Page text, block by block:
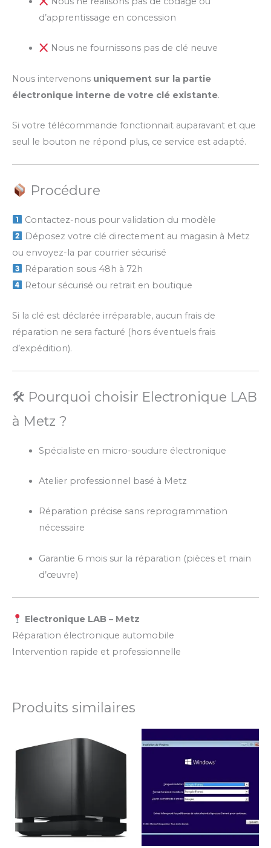
d’apprentissage en concession
Nous ne fournissons pas de clé neuve
Nous intervenons uniquement sur la partie
électronique interne de votre clé existante.
Si votre télécommande fonctionnait auparavant et que
seul le bouton ne répond plus, ce service est adapté.
Procédure
Contactez-nous pour validation du modèle
Déposez votre clé directement au magasin à Metz
ou envoyez-la par courrier sécurisé
Réparation sous 48h à 72h
Retour sécurisé ou retrait en boutique
Si la clé est déclarée irréparable, aucun frais de
réparation ne sera facturé (hors éventuels frais
d’expédition).
🛠 Pourquoi choisir Electronique LAB
à Metz ?
Spécialiste en micro-soudure électronique
Atelier professionnel basé à Metz
Réparation précise sans reprogrammation
nécessaire
Garantie 6 mois sur la réparation (pièces et main
d’œuvre)
Electronique LAB – Metz
Réparation électronique automobile
Intervention rapide et professionnelle
Produits similaires